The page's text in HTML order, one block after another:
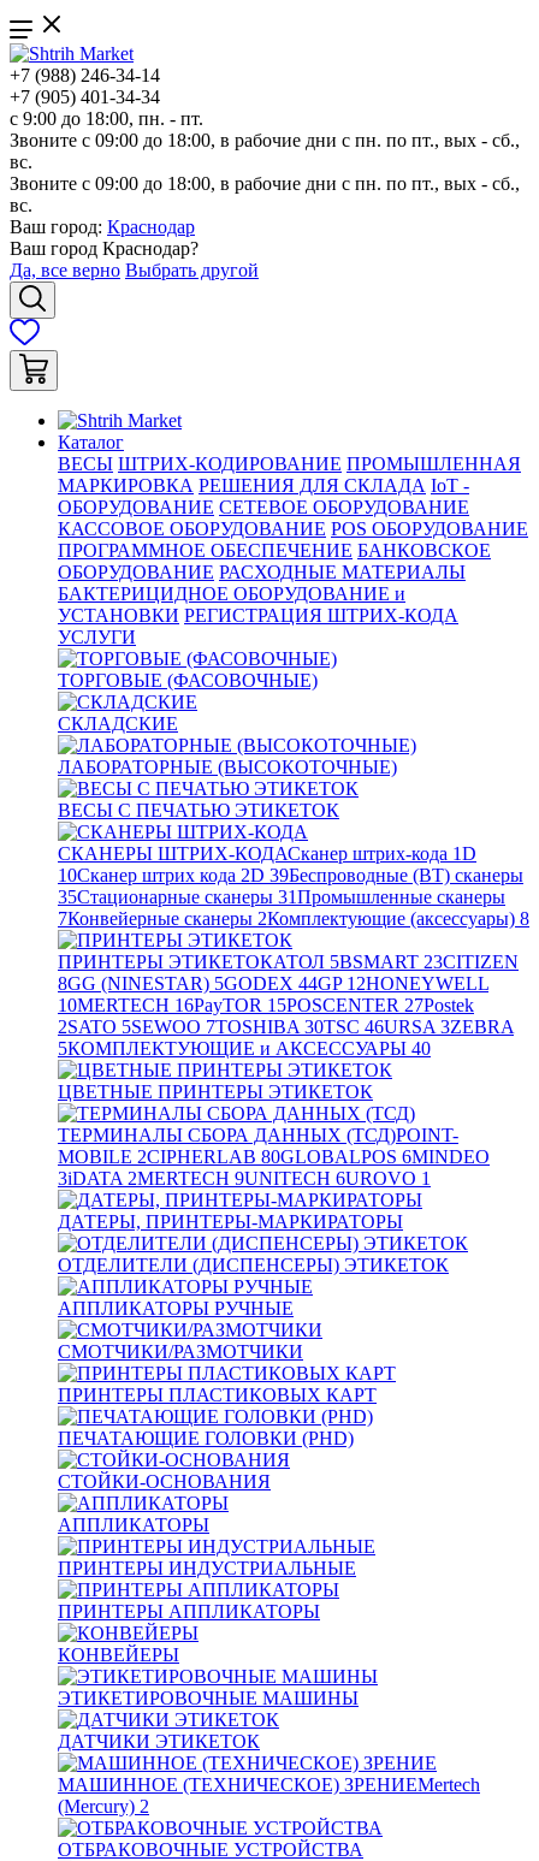
+7 (988) 246-34-14
+7 (905) 401-34-34
с 9:00 до 18:00, пн. - пт.
Звоните с 09:00 до 18:00, в рабочие дни с пн. по пт., вых - сб.,
вс.
Звоните с 09:00 до 18:00, в рабочие дни с пн. по пт., вых - сб.,
вс.
Ваш город: Краснодар
Ваш город Краснодар?
Да, все верно Выбрать другой
Каталог
ВЕСЫ ШТРИХ-КОДИРОВАНИЕ ПРОМЫШЛЕННАЯ
МАРКИРОВКА РЕШЕНИЯ ДЛЯ СКЛАДА IoT -
ОБОРУДОВАНИЕ СЕТЕВОЕ ОБОРУДОВАНИЕ
КАССОВОЕ ОБОРУДОВАНИЕ POS ОБОРУДОВАНИЕ
ПРОГРАММНОЕ ОБЕСПЕЧЕНИЕ БАНКОВСКОЕ
ОБОРУДОВАНИЕ РАСХОДНЫЕ МАТЕРИАЛЫ
БАКТЕРИЦИДНОЕ ОБОРУДОВАНИЕ и
УСТАНОВКИ РЕГИСТРАЦИЯ ШТРИХ-КОДА
УСЛУГИ
ТОРГОВЫЕ (ФАСОВОЧНЫЕ)
СКЛАДСКИЕ
ЛАБОРАТОРНЫЕ (ВЫСОКОТОЧНЫЕ)
ВЕСЫ С ПЕЧАТЬЮ ЭТИКЕТОК
СКАНЕРЫ ШТРИХ-КОДАСканер штрих-кода 1D
10Сканер штрих кода 2D 39Беспроводные (BT) сканеры
35Стационарные сканеры 31Промышленные сканеры
7Конвейерные сканеры 2Комплектующие (аксессуары) 8
ПРИНТЕРЫ ЭТИКЕТОКАТОЛ 5BSMART 23CITIZEN
8GG (NINESTAR) 5GODEX 44GP12HONEYWELL
10MERTECH 16PayTOR 15POSCENTER 27Postek
2SATO 5SEWOO 7TOSHIBA 30TSC 46URSA 3ZEBRA
5КОМПЛЕКТУЮЩИЕ и АКСЕССУАРЫ 40
ЦВЕТНЫЕ ПРИНТЕРЫ ЭТИКЕТОК
ТЕРМИНАЛЫ СБОРА ДАННЫХ (ТСД)POINT-
MOBILE 2CIPHERLAB 80GLOBALPOS 6MINDEO
3iDATA 2MERTECH 9UNITECH 6UROVO 1
ДАТЕРЫ, ПРИНТЕРЫ-МАРКИРАТОРЫ
ОТДЕЛИТЕЛИ (ДИСПЕНСЕРЫ) ЭТИКЕТОК
АППЛИКАТОРЫ РУЧНЫЕ
СМОТЧИКИ/РАЗМОТЧИКИ
ПРИНТЕРЫ ПЛАСТИКОВЫХ КАРТ
ПЕЧАТАЮЩИЕ ГОЛОВКИ (PHD)
СТОЙКИ-ОСНОВАНИЯ
АППЛИКАТОРЫ
ПРИНТЕРЫ ИНДУСТРИАЛЬНЫЕ
ПРИНТЕРЫ АППЛИКАТОРЫ
КОНВЕЙЕРЫ
ЭТИКЕТИРОВОЧНЫЕ МАШИНЫ
ДАТЧИКИ ЭТИКЕТОК
МАШИННОЕ (ТЕХНИЧЕСКОЕ) ЗРЕНИЕMertech
(Mercury) 2
ОТБРАКОВОЧНЫЕ УСТРОЙСТВА